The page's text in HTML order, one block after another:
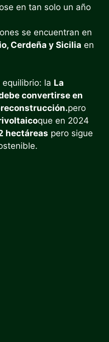
en tan solo un año
se encuentran en
Cerdeña y Sicilia en
la La
convertirse en
pero
que en 2024
hectáreas pero sigue